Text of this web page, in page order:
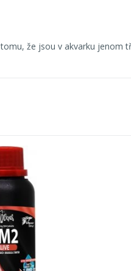
5 hvězdiček.
že jsou v akvarku